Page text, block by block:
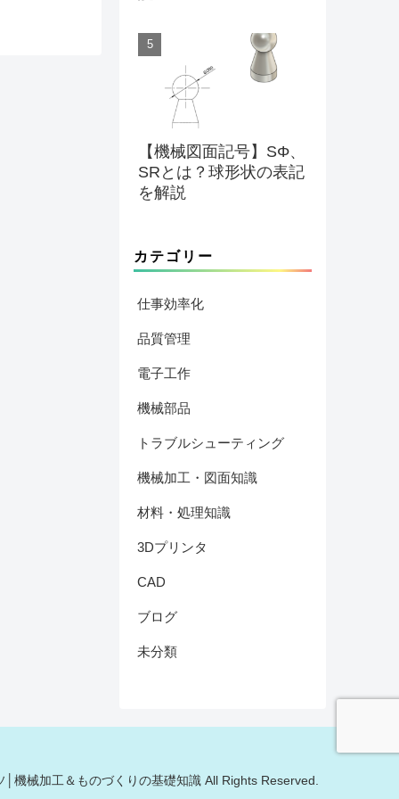
【機械図面記号】SΦ、
SRとは？球形状の表記
を解説
カテゴリー
仕事効率化
品質管理
電子工作
機械部品
トラブルシューティング
機械加工・図面知識
材料・処理知識
3Dプリンタ
CAD
ブログ
未分類
機械加工＆ものづくりの基礎知識 All Rights Reserved.